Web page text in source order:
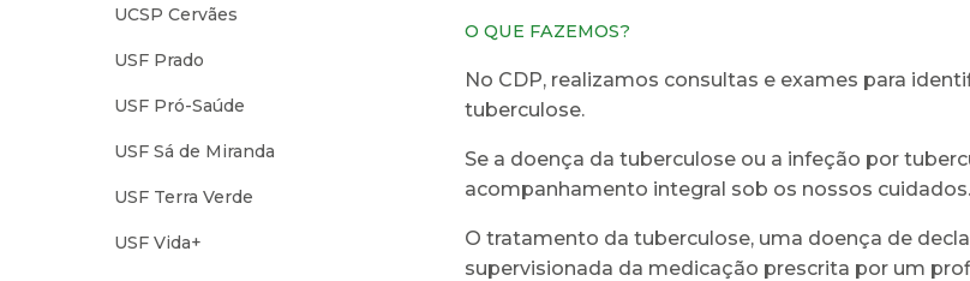
UCSP Cervães
USF Prado
USF Pró-Saúde
USF Sá de Miranda
USF Terra Verde
USF Vida+
O QUE FAZEMOS?
No CDP, realizamos consultas e exames para
tuberculose.
Se a doença da tuberculose ou a infeção por
acompanhamento integral sob os nossos cuidados.
O tratamento da tuberculose, uma doença de
supervisionada da medicação prescrita por um